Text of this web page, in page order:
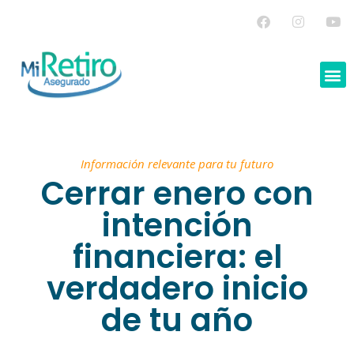
Información relevante para tu futuro
Cerrar enero con
intención
financiera: el
verdadero inicio
de tu año